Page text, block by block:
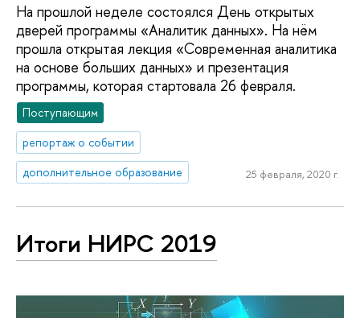
На прошлой неделе состоялся День открытых
дверей программы «Аналитик данных». На нём
прошла открытая лекция «Современная аналитика
на основе больших данных» и презентация
программы, которая стартовала 26 февраля.
Поступающим
репортаж о событии
дополнительное образование
25 февраля, 2020 г.
Итоги НИРС 2019